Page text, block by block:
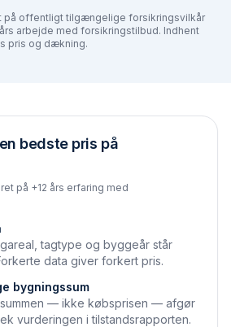
på offentligt tilgængelige forsikringsvilkår
arbejde med forsikringstilbud. Indhent
pris og dækning.
bedste pris på
på +12 års erfaring med
tagtype og byggeår står
data giver forkert pris.
bygningssum
— ikke købsprisen — afgør
vurderingen i tilstandsrapporten.